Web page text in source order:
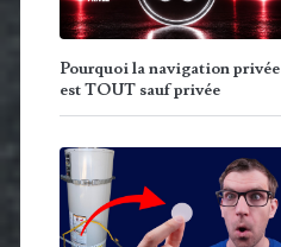
Pourquoi la navigation privée
est TOUT sauf privée